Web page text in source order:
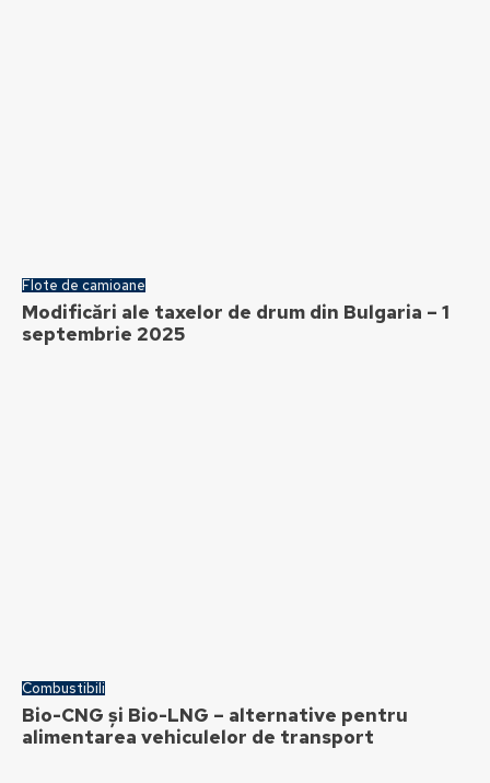
Flote de camioane
Modificări ale taxelor de drum din Bulgaria – 1
septembrie 2025
Combustibili
Bio-CNG și Bio-LNG – alternative pentru
alimentarea vehiculelor de transport